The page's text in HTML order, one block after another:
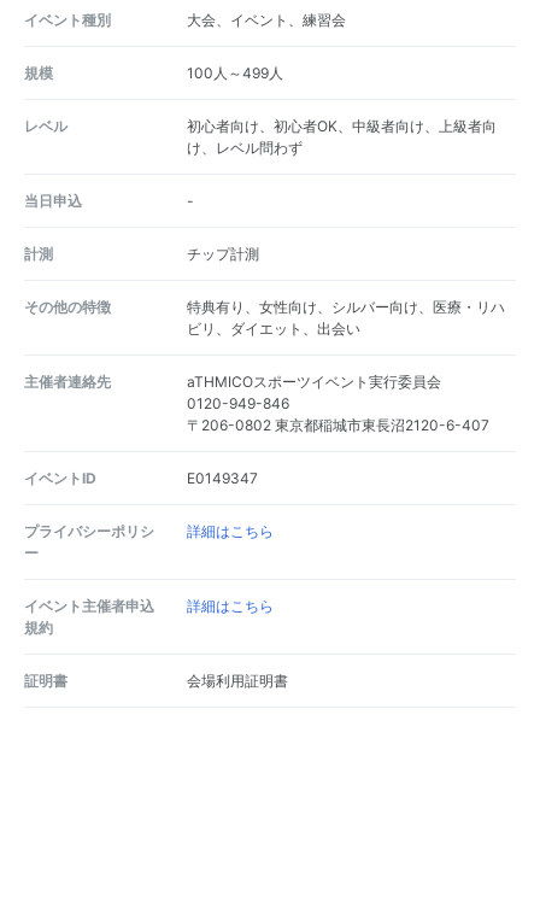
イベント種別 大会、イベント、練習会
規模 100人～499人
レベル
初心者向け、初心者OK、中級者向け、上級者向
け、レベル問わず
当日申込 -
計測 チップ計測
その他の特徴
特典有り、女性向け、シルバー向け、医療・リハ
ビリ、ダイエット、出会い
主催者連絡先
aTHMICOスポーツイベント実行委員会
0120-949-846
〒206-0802 東京都稲城市東長沼2120-6-407
イベントID E0149347
プライバシーポリシ
ー
詳細はこちら
イベント主催者申込
規約
詳細はこちら
証明書 会場利用証明書